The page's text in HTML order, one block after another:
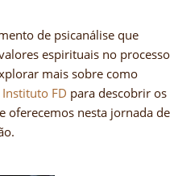
de psicanálise que
espirituais no processo
mais sobre como
Instituto FD para descobrir os
oferecemos nesta jornada de